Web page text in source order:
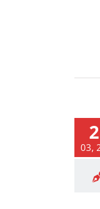
03,
ARTS EXHIBITION